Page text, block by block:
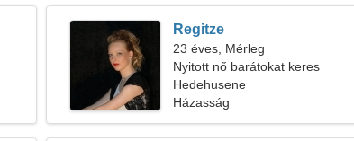
Regitze
23 éves, Mérleg
Nyitott nő barátokat keres
Hedehusene
Házasság